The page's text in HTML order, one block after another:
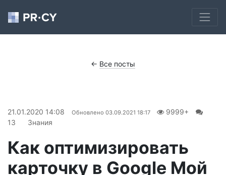
← Все посты
21.01.2020 14:08 Обновлено 03.09.2021 18:17
9999+
13
Знания
Как оптимизировать
карточку в Google Мой